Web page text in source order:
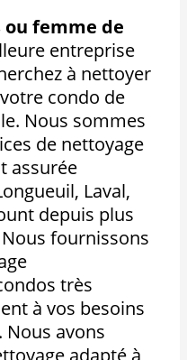
femme de
entreprise
à nettoyer
condo de
Nous sommes
de nettoyage
assurée
Laval,
depuis plus
fournissons
très
à vos besoins
Nous avons